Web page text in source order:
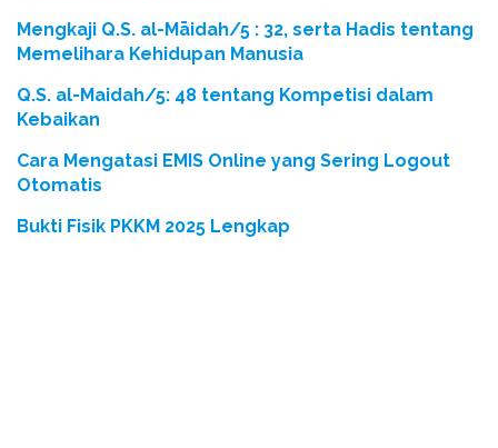
Mengkaji Q.S. al-Māidah/5 : 32, serta Hadis tentang
Memelihara Kehidupan Manusia
Q.S. al-Maidah/5: 48 tentang Kompetisi dalam
Kebaikan
Cara Mengatasi EMIS Online yang Sering Logout
Otomatis
Bukti Fisik PKKM 2025 Lengkap